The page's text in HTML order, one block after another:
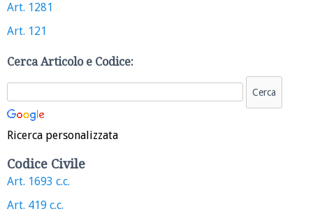
Art. 1281
Art. 121
Cerca Articolo e Codice:
Ricerca personalizzata
Codice Civile
Art. 1693 c.c.
Art. 419 c.c.